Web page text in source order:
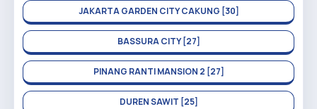
JAKARTA GARDEN CITY CAKUNG [30]
BASSURA CITY [27]
PINANG RANTI MANSION 2 [27]
DUREN SAWIT [25]